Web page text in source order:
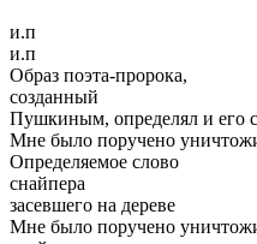
и.п
и.п
Образ поэта-пророка,
созданный
Пушкиным, определял и его
Мне было поручено
Определяемое слово
снайпера
засевшего на дереве
Мне было поручено